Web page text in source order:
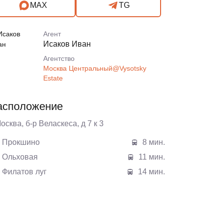
MAX TG
Агент
Исаков Иван
Агентcтво
Москва Центральный@Vysotsky
Estate
б-р Веласкеса, д 7 к 3
Прокшино
8 мин.
Ольховая
11 мин.
Филатов луг
14 мин.